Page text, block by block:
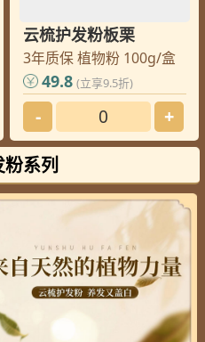
云梳护发粉板栗
3年质保 植物粉 100g/盒
49.8 (立享9.5折)
- +
粉系列